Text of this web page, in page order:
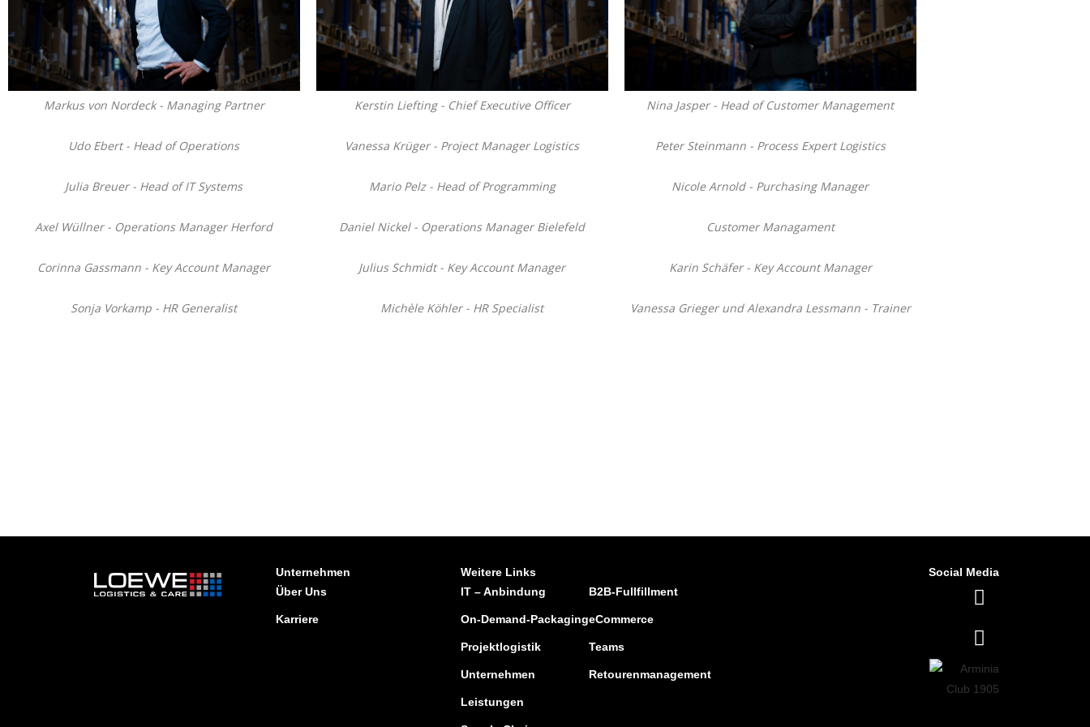
Markus von Nordeck - Managing Partner Kerstin Liefting - Chief Executive Officer Nina Jasper - Head of Customer Management
Udo Ebert - Head of Operations Vanessa Krüger - Project Manager Logistics Peter Steinmann - Process Expert Logistics
Julia Breuer - Head of IT Systems Mario Pelz - Head of Programming Nicole Arnold - Purchasing Manager
Axel Wüllner - Operations Manager Herford Daniel Nickel - Operations Manager Bielefeld Customer Managament
Corinna Gassmann - Key Account Manager Julius Schmidt - Key Account Manager Karin Schäfer - Key Account Manager
Sonja Vorkamp - HR Generalist Michèle Köhler - HR Specialist Vanessa Grieger und Alexandra Lessmann - Trainer
Unternehmen
Über Uns
Karriere
Weitere Links
IT – Anbindung
On-Demand-Packaging
Projektlogistik
Unternehmen
Leistungen
B2B-Fullfillment
eCommerce
Teams
Retourenmanagement
Social Media